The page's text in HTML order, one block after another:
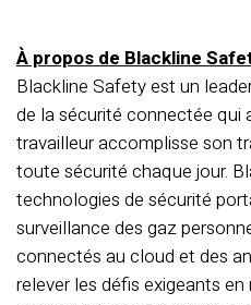
À propos de Blackline
Blackline Safety est un
de la sécurité connectée qui
travailleur accomplisse son
toute sécurité chaque jour.
technologies de sécurité
surveillance des gaz
connectés au cloud et des
relever les défis exigeants